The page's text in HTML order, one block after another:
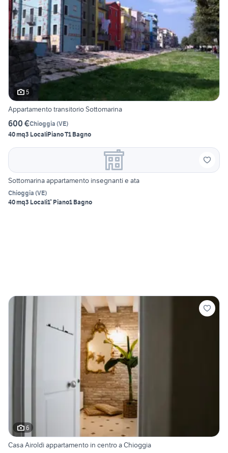
5
Appartamento transitorio Sottomarina
600 €Chioggia (VE)
40 mq3 LocaliPiano T1 Bagno
Sottomarina appartamento insegnanti e ata
Chioggia (VE)
40 mq3 Locali1° Piano1 Bagno
6
Casa Airoldi appartamento in centro a Chioggia